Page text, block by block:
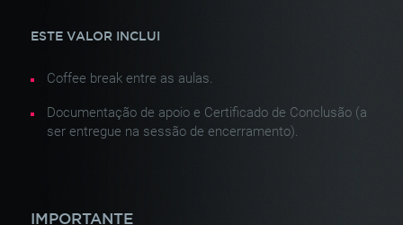
ESTE VALOR INCLUI
Coffee break entre as aulas.
Documentação de apoio e Certificado de Conclusão (a
ser entregue na sessão de encerramento).
IMPORTANTE